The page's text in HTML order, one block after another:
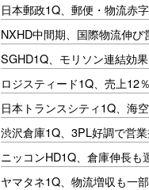
日本郵政1Q、郵便・物流赤
NXHD中間期、国際物流伸び
SGHD1Q、モリソン連結効
ロジスティード1Q、売上12
日本トランスシティ1Q、海
渋沢倉庫1Q、3PL好調で営
ニッコンHD1Q、倉庫伸長も
ヤマタネ1Q、物流増収も一